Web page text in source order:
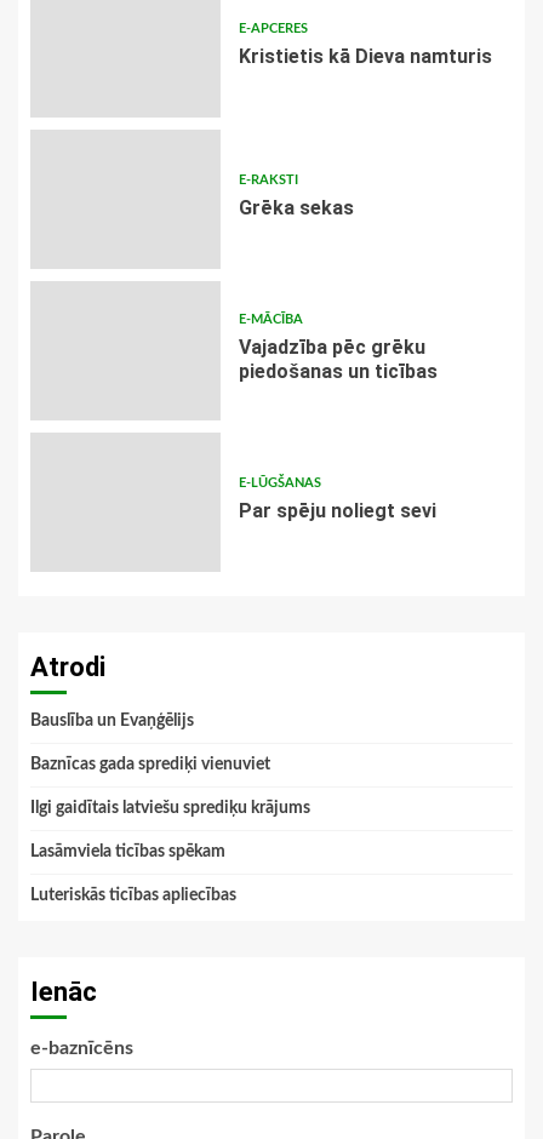
E-APCERES
Kristietis kā Dieva namturis
E-RAKSTI
Grēka sekas
E-MĀCĪBA
Vajadzība pēc grēku
piedošanas un ticības
E-LŪGŠANAS
Par spēju noliegt sevi
Atrodi
Bauslība un Evaņģēlijs
Baznīcas gada sprediķi vienuviet
Ilgi gaidītais latviešu sprediķu krājums
Lasāmviela ticības spēkam
Luteriskās ticības apliecības
Ienāc
e-baznīcēns